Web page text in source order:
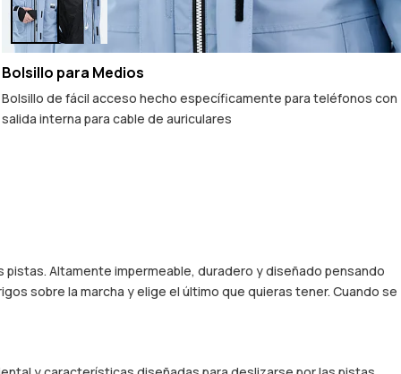
Bolsillo para Medios
Bolsillo de fácil acceso hecho específicamente para teléfonos con
salida interna para cable de auriculares
Altamente impermeable, duradero y diseñado pensando
sobre la marcha y elige el último que quieras tener. Cuando se